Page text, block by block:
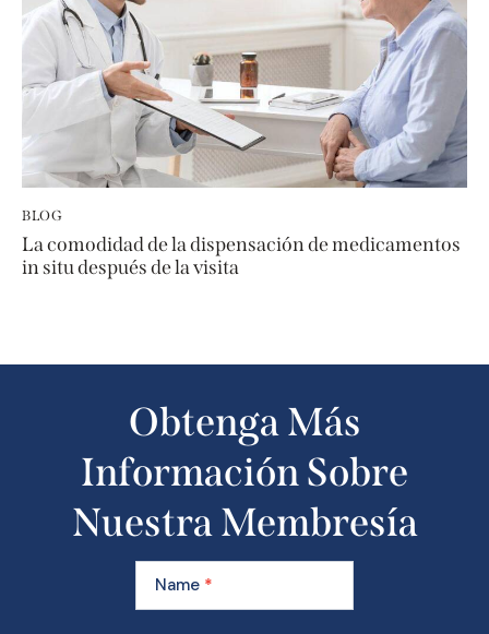
BLOG
La comodidad de la dispensación de medicamentos
in situ después de la visita
Obtenga Más
Información Sobre
Nuestra Membresía
Learn
More
About
Name *